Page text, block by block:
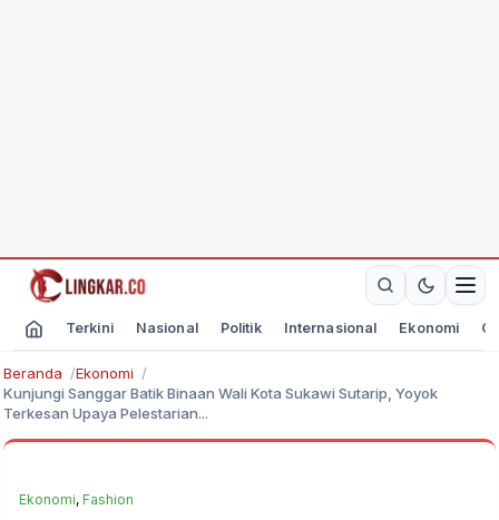
Terkini Nasional Politik Internasional Ekonomi
Beranda
Ekonomi
Kunjungi Sanggar Batik Binaan Wali Kota Sukawi Sutarip, Yoyok
Terkesan Upaya Pelestarian...
Ekonomi, Fashion